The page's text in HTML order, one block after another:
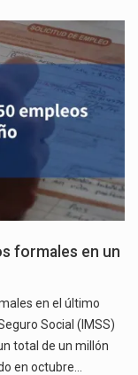
formales en un
en el último
Social (IMSS)
total de un millón
en octubre…